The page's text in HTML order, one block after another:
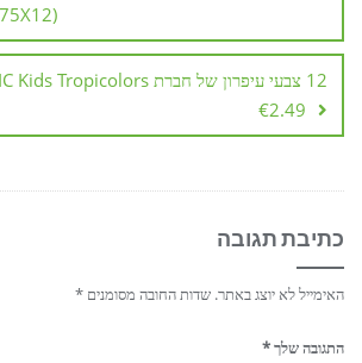
(75X12 מ"ל) במחיר €9.60
€2.49
כתיבת תגובה
האימייל לא יוצג באתר. שדות החובה מסומנים *
התגובה שלך*